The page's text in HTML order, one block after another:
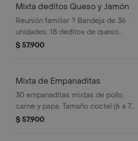
Mixta deditos Queso y Jamón
Reunión familiar ? Bandeja de 36
unidades: 18 deditos de queso
mozzarella y 18 deditos de queso con
Pasabocas tipo coctel ideal para
reuniones o para saciar ese antojito
(6 a 7 cm)
$ 57.900
Mixta de Empanaditas
30 empanaditas mixtas de pollo,
carne y papa. Tamaño coctel (6 a 7
cm), ideales para reuniones.
$ 57.900